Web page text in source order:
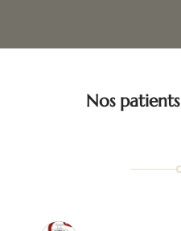
Nos